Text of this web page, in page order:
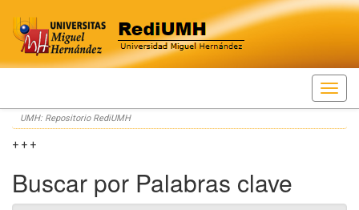
Skip
navigation
UMH: Repositorio RediUMH
+ + +
Buscar por Palabras clave